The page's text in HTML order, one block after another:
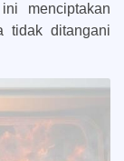
menciptakan
tidak ditangani